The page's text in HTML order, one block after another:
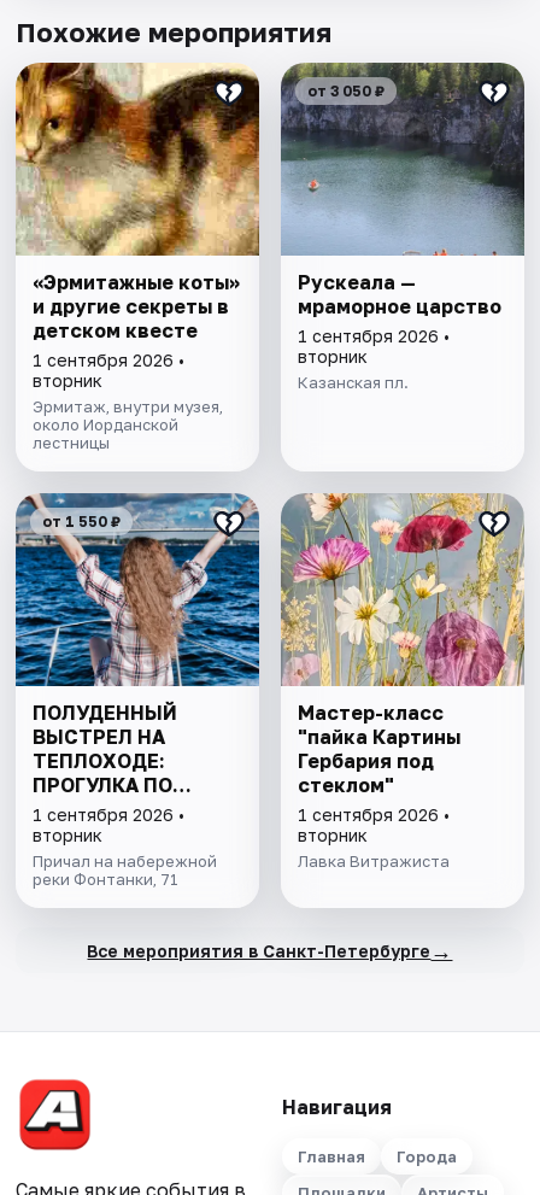
Похожие мероприятия
«Эрмитажные коты»
и другие секреты в
детском квесте
1 сентября 2026 •
вторник
Эрмитаж, внутри музея,
около Иорданской
лестницы
от 3 050 ₽
Рускеала —
мраморное царство
1 сентября 2026 •
вторник
Казанская пл.
от 1 550 ₽
ПОЛУДЕННЫЙ
ВЫСТРЕЛ НА
ТЕПЛОХОДЕ:
ПРОГУЛКА ПО
КАНАЛАМ
ПЕТЕРБУРГА С
ДЕТЬМИ
1 сентября 2026 •
вторник
Причал на набережной
реки Фонтанки, 71
Мастер-класс
"пайка Картины
Гербария под
стеклом"
1 сентября 2026 •
вторник
Лавка Витражиста
Все мероприятия в Санкт-Петербурге →
Навигация
Главная
Города